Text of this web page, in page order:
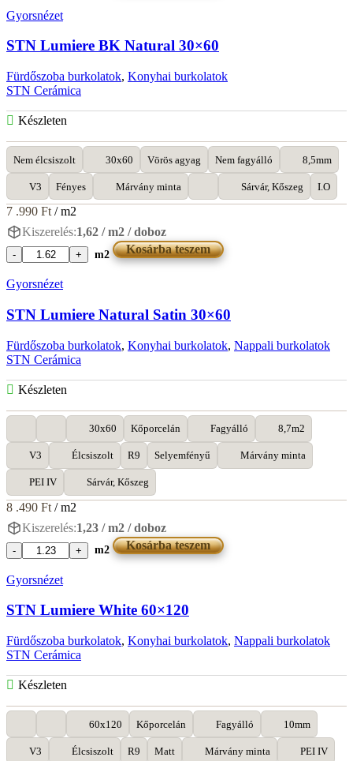
Brillo
mennyiség
Gyorsnézet
STN Lumiere BK Natural 30×60
Fürdőszoba burkolatok, Konyhai burkolatok
STN Cerámica
Készleten
Nem élcsiszolt 30x60 Vörös agyag Nem fagyálló 8,5mm
V3 Fényes Márvány minta Sárvár, Kőszeg I.O
7 .990 Ft / m2
Kiszerelés:1,62 / m2 / doboz
STN
BK
30x60
m2 Kosárba teszem
Gyorsnézet
STN Lumiere Natural Satin 30×60
Fürdőszoba burkolatok, Konyhai burkolatok, Nappali burkolatok
STN Cerámica
Készleten
30x60 Kőporcelán Fagyálló 8,7m2
V3 Élcsiszolt R9 Selyemfényű Márvány minta
PEI IV Sárvár, Kőszeg
8 .490 Ft / m2
Kiszerelés:1,23 / m2 / doboz
STN
Natural
30x60
m2 Kosárba teszem
Gyorsnézet
STN Lumiere White 60×120
Fürdőszoba burkolatok, Konyhai burkolatok, Nappali burkolatok
STN Cerámica
Készleten
60x120 Kőporcelán Fagyálló 10mm
V3 Élcsiszolt R9 Matt Márvány minta PEI IV